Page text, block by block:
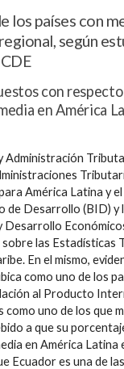
los países con
según
con
en América
Administración
América Latina y el
de Desarrollo (BID) y
Desarrollo
las Estadísticas
En el mismo,
como uno de los
al Producto
como uno de los que
a que su
en América Latina
Ecuador es una de